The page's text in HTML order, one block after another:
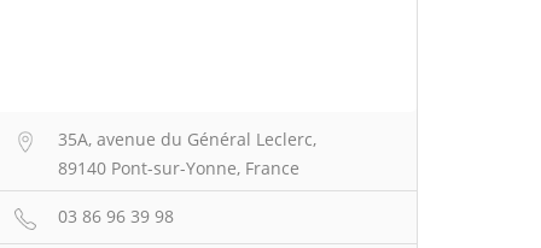
35A, avenue du Général Leclerc,
89140 Pont-sur-Yonne, France
03 86 96 39 98